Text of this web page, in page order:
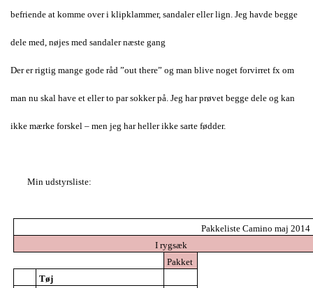
befriende at komme over i klipklammer, sandaler eller lign. Jeg havde begge
dele med, nøjes med sandaler næste gang
Der er rigtig mange gode råd ”out there” og man blive noget forvirret fx om
man nu skal have et eller to par sokker på. Jeg har prøvet begge dele og kan
ikke mærke forskel – men jeg har heller ikke sarte fødder.
Min udstyrsliste:
Pakkeliste Camino maj 2014
I rygsæk
Pakket
Tøj